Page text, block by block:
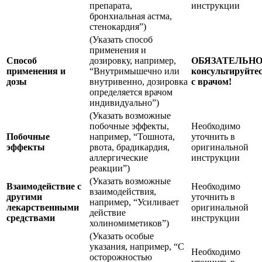
препарата,
бронхиальная астма,
стенокардия”)
инструкции
Способ
применения и
дозы
(Указать способ
применения и
дозировку, например,
“Внутримышечно или
внутривенно, дозировка
определяется врачом
индивидуально”)
ОБЯЗАТЕЛЬНО
с врачом!
Побочные
эффекты
(Указать возможные
побочные эффекты,
например, “Тошнота,
рвота, брадикардия,
аллергические
реакции”)
Необходимо
уточнить в
оригинальной
инструкции
Взаимодействие с
другими
лекарственными
средствами
(Указать возможные
взаимодействия,
например, “Усиливает
действие
холиномиметиков”)
Необходимо
уточнить в
оригинальной
инструкции
(Указать особые
указания, например, “С
осторожностью
Необходимо